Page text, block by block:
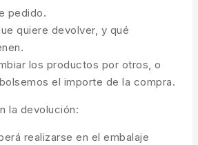
pedido.
quiere devolver, y qué
los productos por otros, o
el importe de la compra.
la devolución:
realizarse en el embalaje